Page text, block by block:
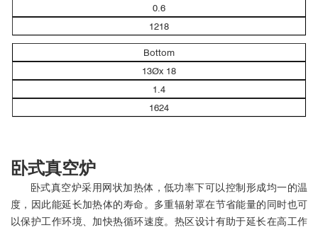
0.6
1218
Bottom
13Øx 18
1.4
1624
卧式真空炉
卧式真空炉采用网状加热体，低功率下可以控制形成均一的温
度，因此能延长加热体的寿命。多重辐射罩在节省能量的同时也可
以保护工作环境、加快热循环速度。热区设计有助于延长在高工作